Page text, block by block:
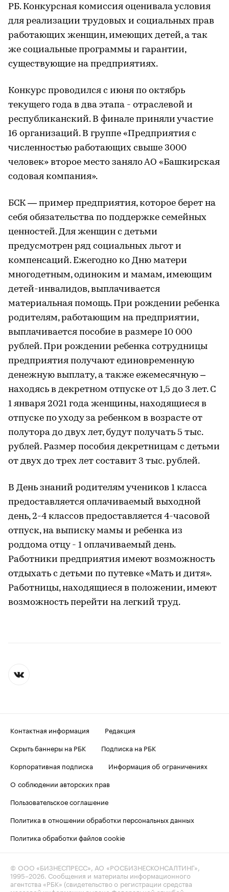
РБ. Конкурсная комиссия оценивала условия
для реализации трудовых и социальных прав
работающих женщин, имеющих детей, а так
же социальные программы и гарантии,
существующие на предприятиях.
Конкурс проводился с июня по октябрь
текущего года в два этапа - отраслевой и
республиканский. В финале приняли участие
16 организаций. В группе «Предприятия с
численностью работающих свыше 3000
человек» второе место заняло АО «Башкирская
содовая компания».
БСК — пример предприятия, которое берет на
себя обязательства по поддержке семейных
ценностей. Для женщин с детьми
предусмотрен ряд социальных льгот и
компенсаций. Ежегодно ко Дню матери
многодетным, одиноким и мамам, имеющим
детей-инвалидов, выплачивается
материальная помощь. При рождении ребенка
родителям, работающим на предприятии,
выплачивается пособие в размере 10 000
рублей. При рождении ребенка сотрудницы
предприятия получают единовременную
денежную выплату, а также ежемесячную –
находясь в декретном отпуске от 1,5 до 3 лет. С
1 января 2021 года женщины, находящиеся в
отпуске по уходу за ребенком в возрасте от
полутора до двух лет, будут получать 5 тыс.
рублей. Размер пособия декретницам с детьми
от двух до трех лет составит 3 тыс. рублей.
В День знаний родителям учеников 1 класса
предоставляется оплачиваемый выходной
день, 2-4 классов предоставляется 4-часовой
отпуск, на выписку мамы и ребенка из
роддома отцу - 1 оплачиваемый день.
Работники предприятия имеют возможность
отдыхать с детьми по путевке «Мать и дитя».
Работницы, находящиеся в положении, имеют
возможность перейти на легкий труд.
Контактная информация
Редакция
Скрыть баннеры на РБК
Подписка на РБК
Корпоративная подписка
Информация об ограничениях
О соблюдении авторских прав
Пользовательское соглашение
Политика в отношении обработки персональных данных
Политика обработки файлов cookie
© ООО «БИЗНЕСПРЕСС», АО «РОСБИЗНЕСКОНСАЛТИНГ»,
1995–2026 . Сообщения и материалы информационного
агентства «РБК» (свидетельство о регистрации средства